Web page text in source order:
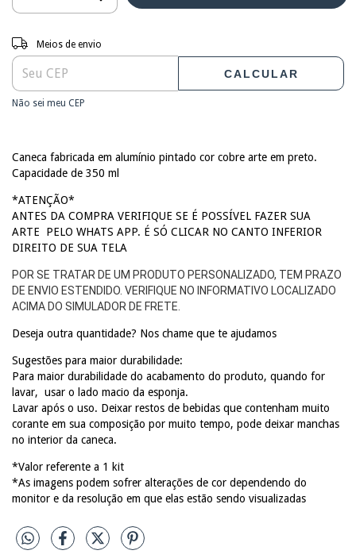
Entregas para o CEP:
Meios de envio
CALCULAR
Não sei meu CEP
Caneca fabricada em alumínio pintado cor cobre arte em preto.
Capacidade de 350 ml
*ATENÇÃO*
ANTES DA COMPRA VERIFIQUE SE É POSSÍVEL FAZER SUA
ARTE PELO WHATS APP. É SÓ CLICAR NO CANTO INFERIOR
DIREITO DE SUA TELA
POR SE TRATAR DE UM PRODUTO PERSONALIZADO, TEM PRAZO
DE ENVIO ESTENDIDO. VERIFIQUE NO INFORMATIVO LOCALIZADO
ACIMA DO SIMULADOR DE FRETE.
Deseja outra quantidade? Nos chame que te ajudamos
Sugestões para maior durabilidade:
Para maior durabilidade do acabamento do produto, quando for
lavar, usar o lado macio da esponja.
Lavar após o uso. Deixar restos de bebidas que contenham muito
corante em sua composição por muito tempo, pode deixar manchas
no interior da caneca.
*Valor referente a 1 kit
*As imagens podem sofrer alterações de cor dependendo do
monitor e da resolução em que elas estão sendo visualizadas